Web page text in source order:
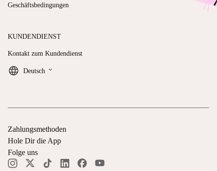
Geschäftsbedingungen
KUNDENDIENST
Kontakt zum Kundendienst
Deutsch keyboard_arrow_down
Zahlungsmethoden
Hole Dir die App
Folge uns